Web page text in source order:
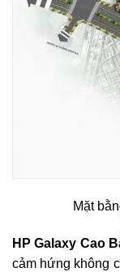
Mặt
HP Galaxy Cao
cảm hứng không